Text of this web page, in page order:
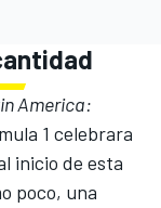
America:
1 celebrara
inicio de esta
poco, una